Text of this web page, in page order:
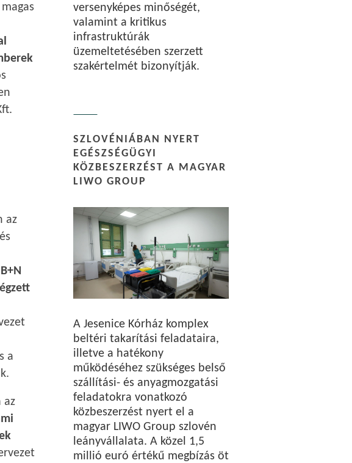
az
a
az
versenyképes minőségét,
valamint a kritikus
infrastruktúrák
üzemeltetésében szerzett
szakértelmét bizonyítják.
SZLOVÉNIÁBAN NYERT
EGÉSZSÉGÜGYI
KÖZBESZERZÉST A MAGYAR
LIWO GROUP
A Jesenice Kórház komplex
beltéri takarítási feladataira,
illetve a hatékony
működéséhez szükséges belső
szállítási- és anyagmozgatási
feladatokra vonatkozó
közbeszerzést nyert el a
magyar LIWO Group szlovén
leányvállalata. A közel 1,5
millió euró értékű megbízás öt